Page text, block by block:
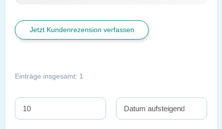
Jetzt Kundenrezension verfassen
Einträge insgesamt: 1